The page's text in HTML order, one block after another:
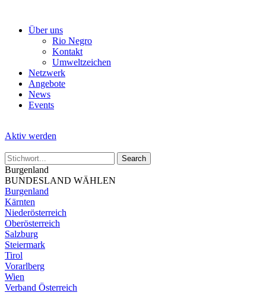
Über uns
Rio Negro
Kontakt
Umweltzeichen
Netzwerk
Angebote
News
Events
Aktiv werden
Burgenland
BUNDESLAND WÄHLEN
Burgenland
Kärnten
Niederösterreich
Oberösterreich
Salzburg
Steiermark
Tirol
Vorarlberg
Wien
Verband Österreich